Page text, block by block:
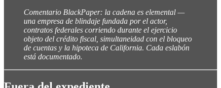
Comentario BlackPaper: la cadena es elemental —
una empresa de blindaje fundada por el actor,
contratos federales corriendo durante el ejercicio
objeto del crédito fiscal, simultaneidad con el bloqueo
de cuentas y la hipoteca de California. Cada eslabón
está documentado.